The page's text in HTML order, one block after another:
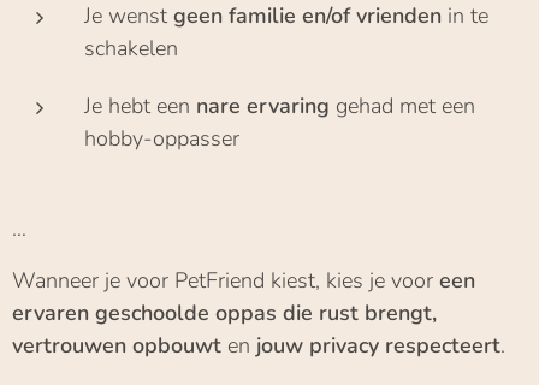
Je wenst geen familie en/of vrienden in te
schakelen
Je hebt een nare ervaring gehad met een
hobby-oppasser
…
Wanneer je voor PetFriend kiest, kies je voor een
ervaren geschoolde oppas die rust brengt,
vertrouwen opbouwt en jouw privacy respecteert.